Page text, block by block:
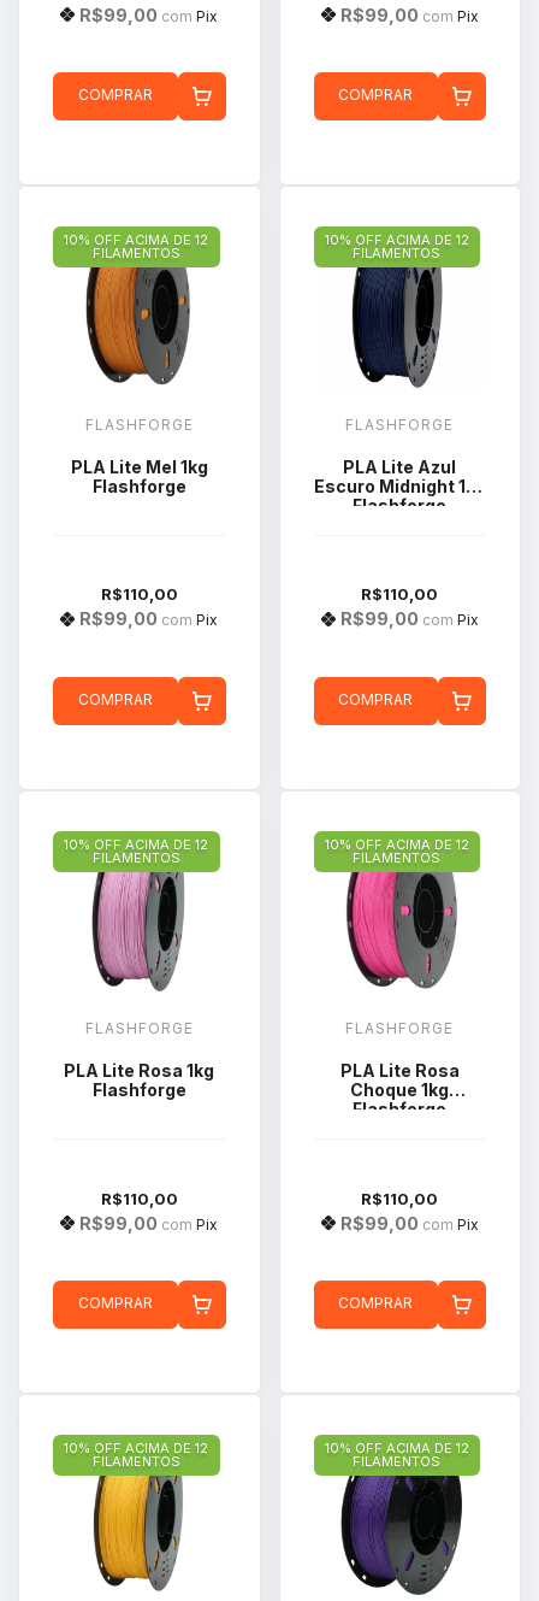
R$99,00 com Pix
COMPRAR
R$99,00 com Pix
COMPRAR
10% OFF ACIMA DE 12
FILAMENTOS
FLASHFORGE
PLA Lite Mel 1kg
Flashforge
R$110,00
R$99,00 com Pix
COMPRAR
10% OFF ACIMA DE 12
FILAMENTOS
FLASHFORGE
PLA Lite Azul
Escuro Midnight 1kg
Flashforge
R$110,00
R$99,00 com Pix
COMPRAR
10% OFF ACIMA DE 12
FILAMENTOS
FLASHFORGE
PLA Lite Rosa 1kg
Flashforge
R$110,00
R$99,00 com Pix
COMPRAR
10% OFF ACIMA DE 12
FILAMENTOS
FLASHFORGE
PLA Lite Rosa
Choque 1kg
Flashforge
R$110,00
R$99,00 com Pix
COMPRAR
10% OFF ACIMA DE 12
FILAMENTOS
10% OFF ACIMA DE 12
FILAMENTOS